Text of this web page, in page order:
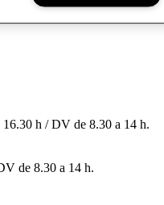
h / DV de 8.30 a 14 h.
de 8.30 a 14 h.